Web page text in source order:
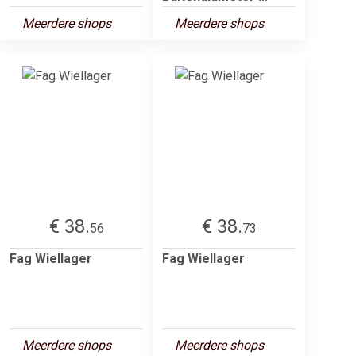
Meerdere shops
Meerdere shops
€ 38.56
Fag Wiellager
Meerdere shops
€ 38.73
Fag Wiellager
Meerdere shops